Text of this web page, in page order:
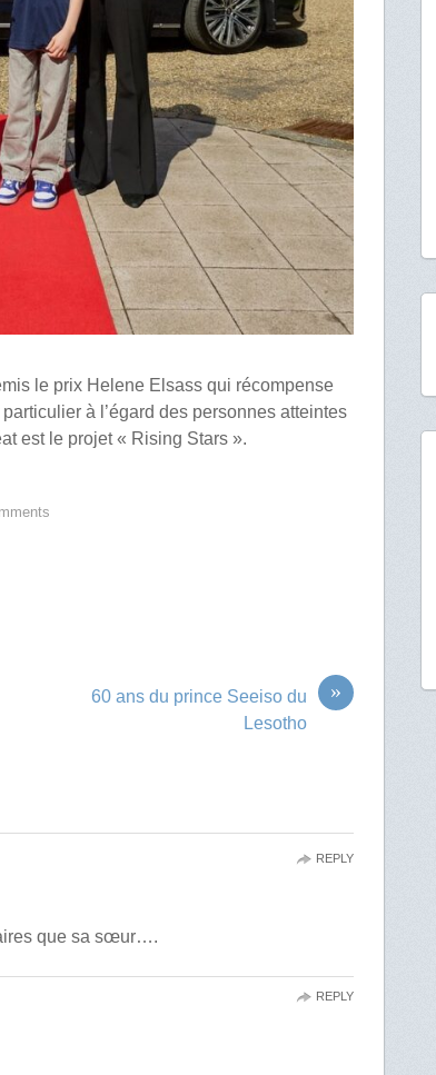
le prix Helene Elsass qui récompense
à l’égard des personnes atteintes
est le projet « Rising Stars ».
»
60 ans du prince Seeiso du
Lesotho
que sa sœur….
REPLY
REPLY